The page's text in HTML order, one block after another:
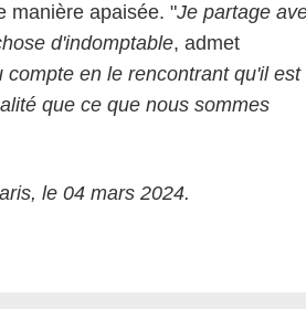
manière apaisée. "Je partage
d'indomptable, admet
compte en le rencontrant qu'il est
que ce que nous sommes
le 04 mars 2024.